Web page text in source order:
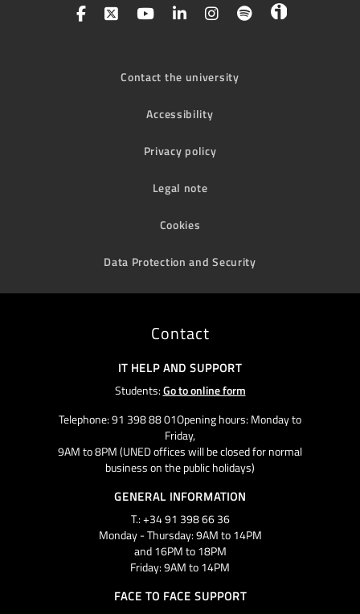
Contact the university
Accessibility
Privacy policy
Legal note
Cookies
Data Protection and Security
Contact
IT HELP AND SUPPORT
Students:Go to online form
Telephone: 91 398 88 01Opening hours: Monday to
Friday,
9AM to 8PM (UNED offices will be closed for normal
business on the public holidays)
GENERAL INFORMATION
T.: +34 91 398 66 36
Monday - Thursday: 9AM to 14PM
and 16PM to 18PM
Friday: 9AM to 14PM
FACE TO FACE SUPPORT